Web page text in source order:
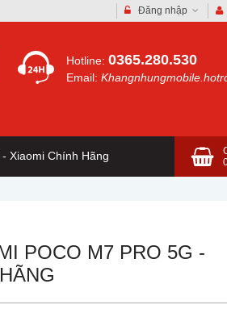
Đăng nhập
Hotline: 0365.280.530
Email:
- Xiaomi Chính Hãng
POCO M7 PRO 5G -